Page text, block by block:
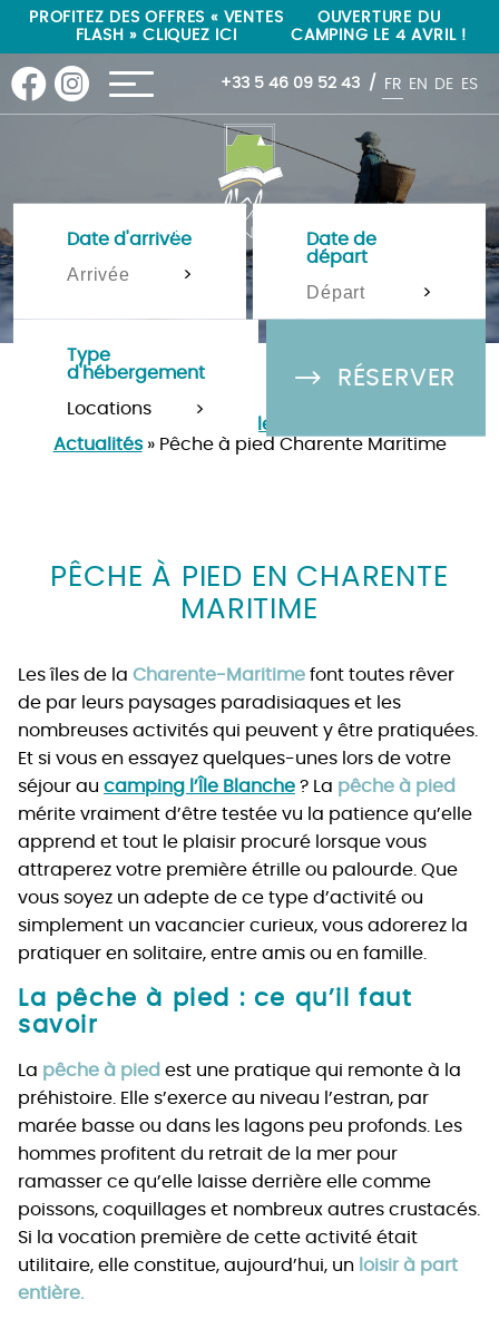
PROFITEZ DES OFFRES « VENTES
FLASH » CLIQUEZ ICI
OUVERTURE DU
CAMPING LE 4 AVRIL !
+33 5 46 09 52 43 FR EN DE ES
Date d'arrivée
>
Date de
départ
>
Type
d'hébergement
>
RÉSERVER
Camping Île de Ré 4 étoiles à La-Flotte-en-Ré
Actualités» Pêche à pied Charente Maritime
PÊCHE À PIED EN CHARENTE
MARITIME
Les îles de la Charente-Maritime font toutes rêver
de par leurs paysages paradisiaques et les
nombreuses activités qui peuvent y être pratiquées.
Et si vous en essayez quelques-unes lors de votre
séjour au camping l’Île Blanche ? La pêche à pied
mérite vraiment d’être testée vu la patience qu’elle
apprend et tout le plaisir procuré lorsque vous
attraperez votre première étrille ou palourde. Que
vous soyez un adepte de ce type d’activité ou
simplement un vacancier curieux, vous adorerez la
pratiquer en solitaire, entre amis ou en famille.
La pêche à pied : ce qu’il faut
savoir
La pêche à pied est une pratique qui remonte à la
préhistoire. Elle s’exerce au niveau l’estran, par
marée basse ou dans les lagons peu profonds. Les
hommes profitent du retrait de la mer pour
ramasser ce qu’elle laisse derrière elle comme
poissons, coquillages et nombreux autres crustacés.
Si la vocation première de cette activité était
utilitaire, elle constitue, aujourd’hui, un loisir à part
entière.